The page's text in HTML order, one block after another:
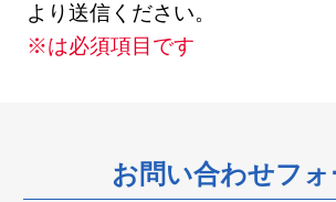
より送信ください。
※は必須項目です
お問い合わせフォ